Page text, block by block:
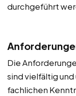
durchgeführt
Die
sind vielfältig
fachlichen